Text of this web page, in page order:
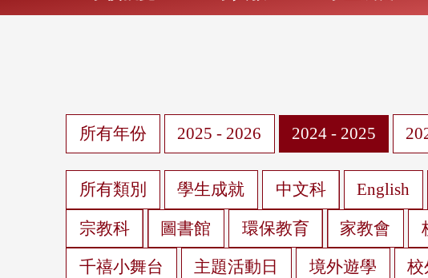
所有年份 2025 - 2026 2024 - 2025
所有類別 學生成就 中文科 English
宗教科 圖書館 環保教育 家教會
千禧小舞台 主題活動日 境外遊學 校